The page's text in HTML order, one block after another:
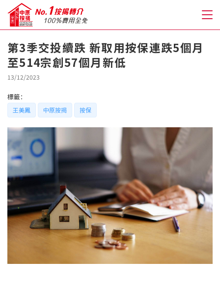
關於我們
人才房貸・開戶優惠
免費房貸轉介服務
免費開戶轉介服務
私人貸款
優惠禮遇
新盤優越按揭優惠
第3季交投續跌 新取用按保連跌5個月
至514宗創57個月新低
13/12/2023
標籤：
王美鳳 中原按揭 按保